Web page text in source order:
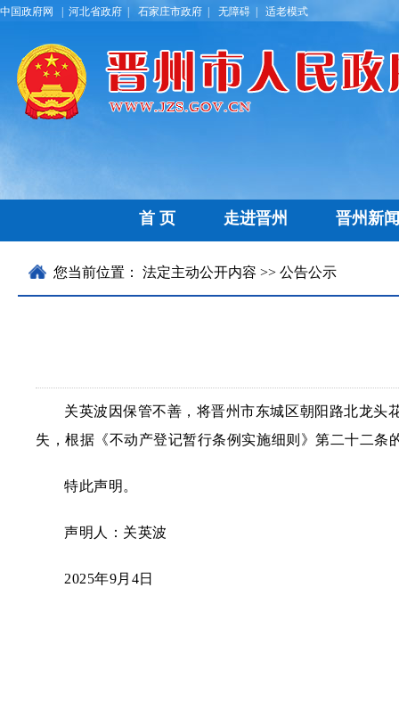
中国政府网 | 河北省政府 | 石家庄市政府 | 无障碍 | 适老模式
首 页 走进晋州
历史文化 名优特产 乡镇区划
晋州新闻
晋州要闻 通知公告
您当前位置： 法定主动公开内容 >> 公告公示
关英波因保管不善，将晋州市东城区朝阳路北龙头
失，根据《不动产登记暂行条例实施细则》第二十二条
特此声明。
声明人：关英波
2025年9月4日